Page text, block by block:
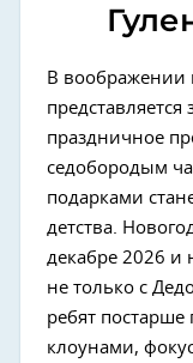
В
праздничное
седобородым
подарками
детства.
декабре 2026 и
не только с
ребят постарше
клоунами,